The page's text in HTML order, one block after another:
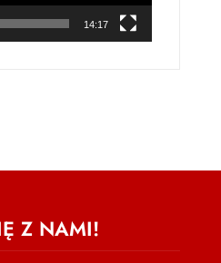
14:17
Z NAMI!